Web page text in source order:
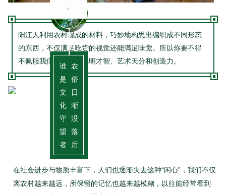
阳江人利用农村现成的材料，巧妙地构思出编织成不同形态
的东西，不仅满足吃货的视觉还能满足味觉。所以你要不得
不佩服我们阳江人的聪明才智、艺术天分和创造力。
谁
是
文
化
守
望
者
农
俗
日
渐
没
落
后
在社会进步与物质丰富下，人们也逐渐失去这种“闲心”，我们不仅
离农村越来越远，所保留的记忆也越来越模糊，以往能经常看到